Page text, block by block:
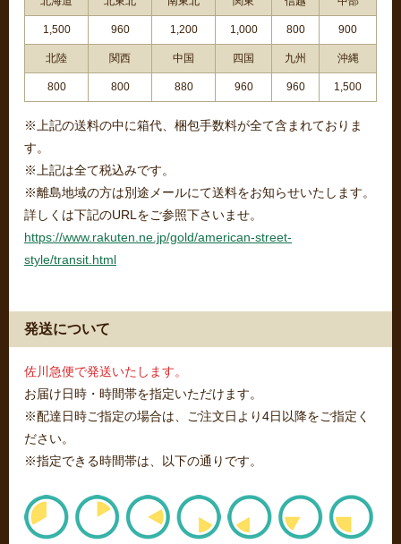
1,500 960 1,200 1,000 800 900
北陸 関西 中国 四国 九州 沖縄
800 800 880 960 960 1,500
※上記の送料の中に箱代、梱包手数料が全て含まれておりま
す。
※上記は全て税込みです。
※離島地域の方は別途メールにて送料をお知らせいたします。
詳しくは下記のURLをご参照下さいませ。
https://www.rakuten.ne.jp/gold/american-street-
style/transit.html
発送について
佐川急便で発送いたします。
お届け日時・時間帯を指定いただけます。
※配達日時ご指定の場合は、ご注文日より4日以降をご指定く
ださい。
※指定できる時間帯は、以下の通りです。